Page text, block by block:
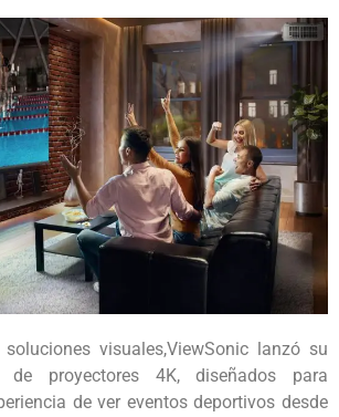
visuales,ViewSonic lanzó su
de proyectores 4K, diseñados para
de ver eventos deportivos desde